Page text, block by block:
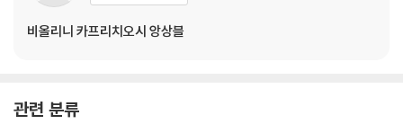
비올리니 카프리치오시 앙상블
관련 분류